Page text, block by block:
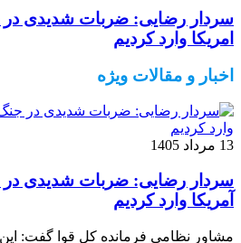
امریکا وارد کردیم
اخبار و مقالات ویژه
13 مرداد 1405
آمریکا وارد کردیم
مشاور نظامی فرمانده کل قوا گفت: